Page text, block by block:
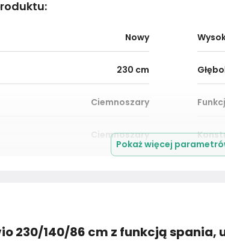
:
Nowy
230 cm
Ciemnoszary
Ciemnoszary
Drewno Kolor
Pokaż więcej
230/140/86 cm z funkcją